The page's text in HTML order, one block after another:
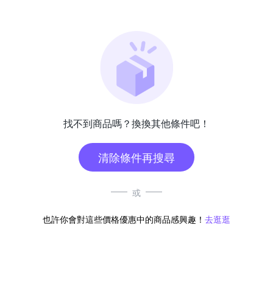
找不到商品嗎？換換其他條件吧！
清除條件再搜尋
或
也許你會對這些價格優惠中的商品感興趣！ 去逛逛